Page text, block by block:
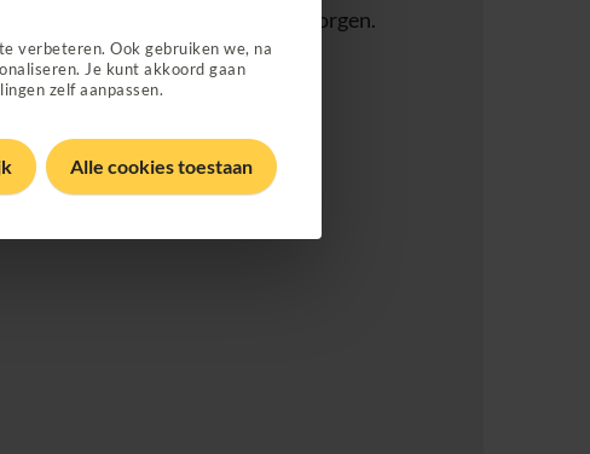
verbeteren. Ook gebruiken we, na
Je kunt akkoord gaan
zelf aanpassen.
Alle cookies toestaan
doen om beter voor jezelf te zorgen.